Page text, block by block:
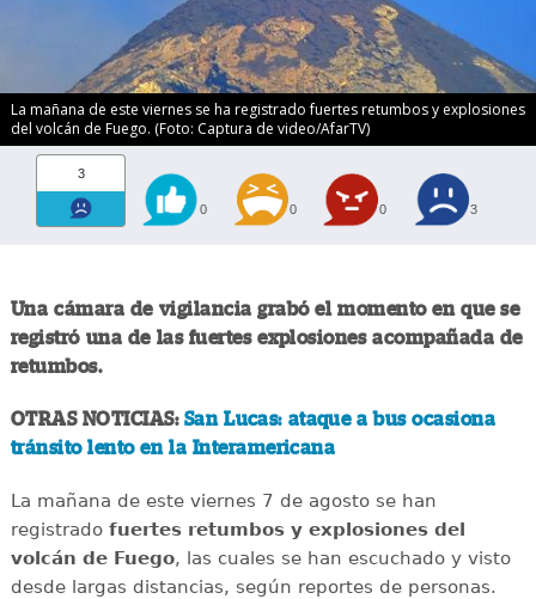
La mañana de este viernes se ha registrado fuertes retumbos y explosiones
del volcán de Fuego. (Foto: Captura de video/AfarTV)
3
0 0 0 3
Una cámara de vigilancia grabó el momento en que se
registró una de las fuertes explosiones acompañada de
retumbos.
OTRAS NOTICIAS: San Lucas: ataque a bus ocasiona
tránsito lento en la Interamericana
La mañana de este viernes 7 de agosto se han
registrado fuertes retumbos y explosiones del
volcán de Fuego, las cuales se han escuchado y visto
desde largas distancias, según reportes de personas.